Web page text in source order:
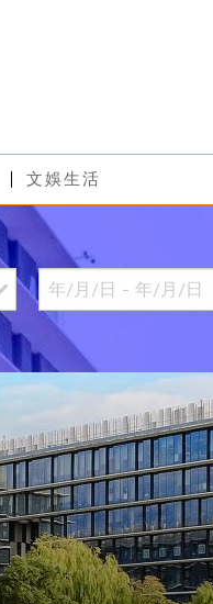
文娛生活